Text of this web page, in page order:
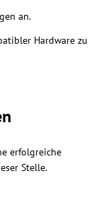
an.
Hardware zu
erfolgreiche
Stelle.